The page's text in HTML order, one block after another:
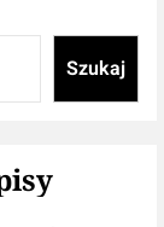
Szukaj